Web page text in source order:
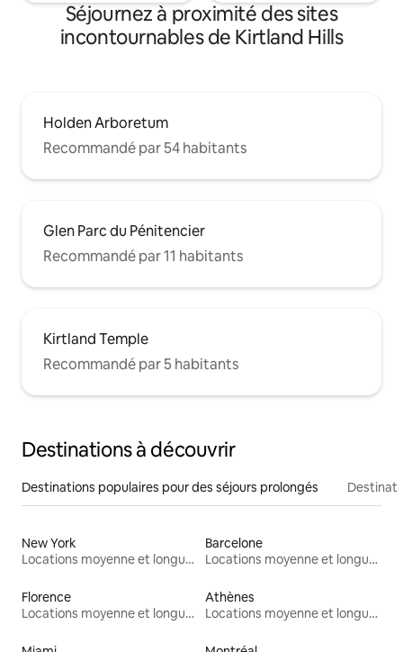
Séjournez à proximité des sites
incontournables de Kirtland Hills
Holden Arboretum
Recommandé par 54 habitants
Glen Parc du Pénitencier
Recommandé par 11 habitants
Kirtland Temple
Recommandé par 5 habitants
Destinations à découvrir
Destinations populaires pour des séjours prolongés
New York
Locations moyenne et longue durée
Barcelone
Locations moyenne et longue durée
Florence
Locations moyenne et longue durée
Athènes
Locations moyenne et longue durée